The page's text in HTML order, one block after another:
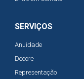
SERVIÇOS
Anuidade
Decore
Representação